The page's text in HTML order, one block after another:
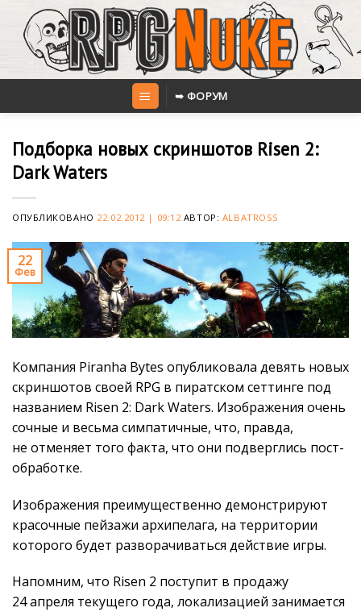
content
➥ ФОРУМ
Подборка новых скриншотов Risen 2:
Dark Waters
ОПУБЛИКОВАНО 22.02.2012 | 09:12АВТОР: ALBATROSS
22
Фев
Компания Piranha Bytes опубликовала девять новых
скриншотов своей RPG в пиратском сеттинге под
названием Risen 2: Dark Waters. Изображения очень
сочные и весьма симпатичные, что, правда,
не отменяет того факта, что они подверглись пост-
обработке.
Изображения преимущественно демонстрируют
красочные пейзажи архипелага, на территории
которого будет разворачиваться действие игры.
Напомним, что Risen 2 поступит в продажу
24 апреля текущего года, локализацией занимается